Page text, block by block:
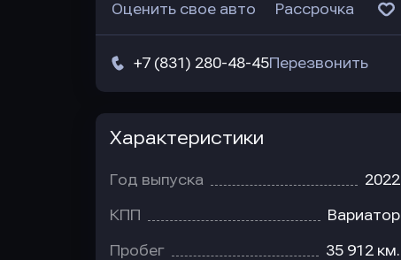
Оценить свое авто Рассрочка
+7 (831) 280-48-45Перезвонить
Характеристики
Год выпуска 2022
КПП Вариатор
Пробег 35 912 км.